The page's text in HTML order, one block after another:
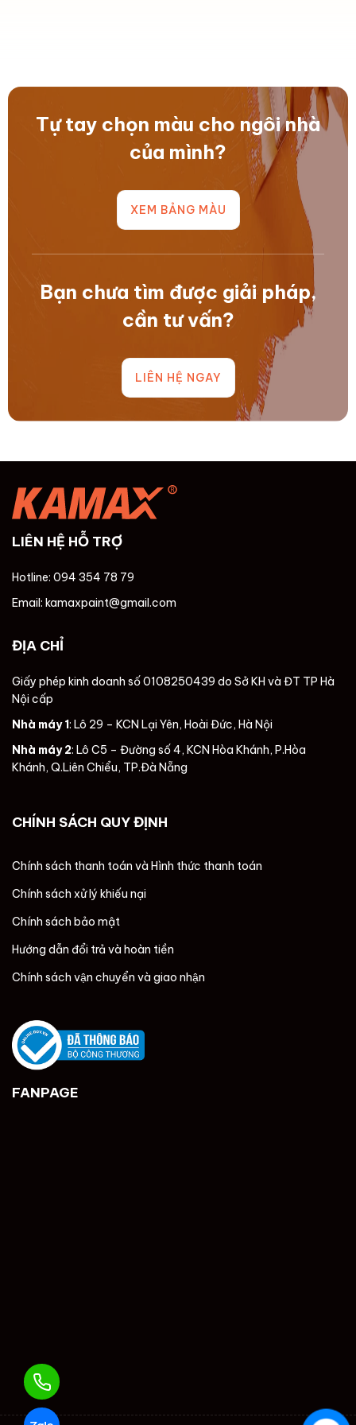
TRƯỜNG
hạnh
triển
chương
trình..
TIẾT
hàng
đầu
trong
kiến
trúc
Tự tay chọn màu cho ngôi nhà
của mình?
XEM BẢNG MÀU
Bạn chưa tìm được giải pháp,
cần tư vấn?
LIÊN HỆ NGAY
LIÊN HỆ HỖ TRỢ
Hotline: 094 354 78 79
Email: kamaxpaint@gmail.com
ĐỊA CHỈ
Giấy phép kinh doanh số 0108250439 do Sở KH và ĐT TP Hà
Nội cấp
Nhà máy 1: Lô 29 – KCN Lại Yên, Hoài Đức, Hà Nội
Nhà máy 2: Lô C5 – Đường số 4, KCN Hòa Khánh, P.Hòa
Khánh, Q.Liên Chiểu, TP.Đà Nẵng
CHÍNH SÁCH QUY ĐỊNH
Chính sách thanh toán và Hình thức thanh toán
Chính sách xử lý khiếu nại
Chính sách bảo mật
Hướng dẫn đổi trả và hoàn tiền
Chính sách vận chuyển và giao nhận
FANPAGE